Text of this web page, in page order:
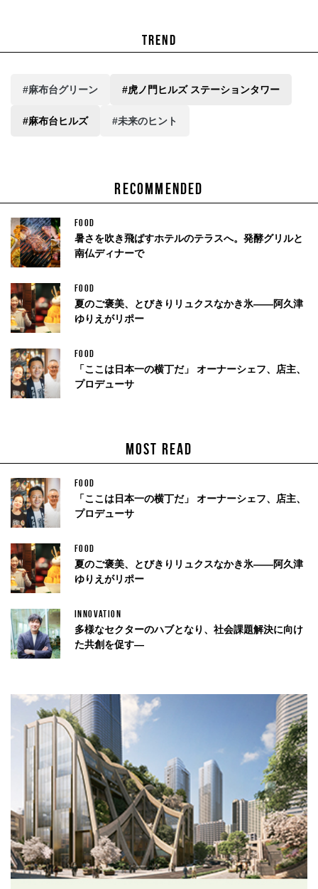
MOST READ
FOOD
「ここは日本一の横丁だ」 オーナーシェフ、店主、
プロデューサ
FOOD
夏のご褒美、とびきりリュクスなかき氷——阿久津
ゆりえがリポー
INNOVATION
多様なセクターのハブとなり、社会課題解決に向け
た共創を促す—
RECOMMENDED
FOOD
暑さを吹き飛ばすホテルのテラスへ。発酵グリルと
南仏ディナーで
FOOD
夏のご褒美、とびきりリュクスなかき氷——阿久津
ゆりえがリポー
FOOD
「ここは日本一の横丁だ」 オーナーシェフ、店主、
プロデューサ
TREND
#麻布台グリーン #虎ノ門ヒルズ ステーションタワー
#麻布台ヒルズ #未来のヒント